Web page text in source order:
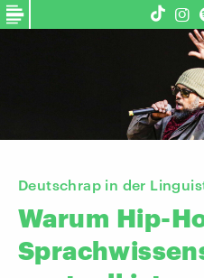
Deutschrap in der
Warum Hip-